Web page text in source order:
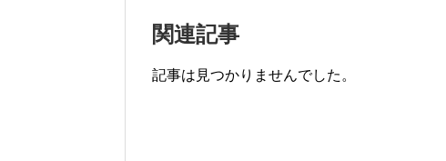
関連記事
記事は見つかりませんでした。